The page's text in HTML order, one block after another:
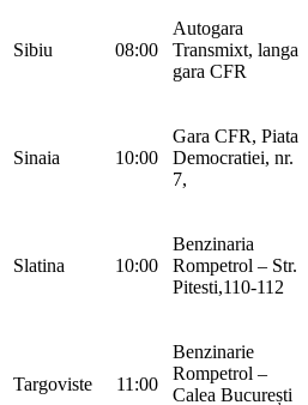
Sibiu 08:00
Autogara
Transmixt, langa
gara CFR
Sinaia 10:00
Gara CFR, Piata
Democratiei, nr.
7,
Slatina 10:00
Benzinaria
Rompetrol – Str.
Pitesti,110-112
Targoviste 11:00
Benzinarie
Rompetrol –
Calea București